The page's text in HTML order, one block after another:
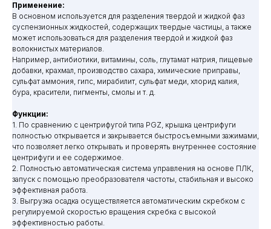
Применение:
В основном используется для разделения твердой и жидкой фаз
суспензионных жидкостей, содержащих твердые частицы, а также
может использоваться для разделения твердой и жидкой фаз
волокнистых материалов.
Например, антибиотики, витамины, соль, глутамат натрия, пищевые
добавки, крахмал, производство сахара, химические приправы,
сульфат аммония, гипс, мирабилит, сульфат меди, хлорид калия,
бура, красители, пигменты, смолы и т. д.
Функции:
1. По сравнению с центрифугой типа PGZ, крышка центрифуги
полностью открывается и закрывается быстросъемными зажимами,
что позволяет легко открывать и проверять внутреннее состояние
центрифуги и ее содержимое.
2. Полностью автоматическая система управления на основе ПЛК,
запуск с помощью преобразователя частоты, стабильная и высоко
эффективная работа.
3. Выгрузка осадка осуществляется автоматическим скребком с
регулируемой скоростью вращения скребка с высокой
эффективностью работы.